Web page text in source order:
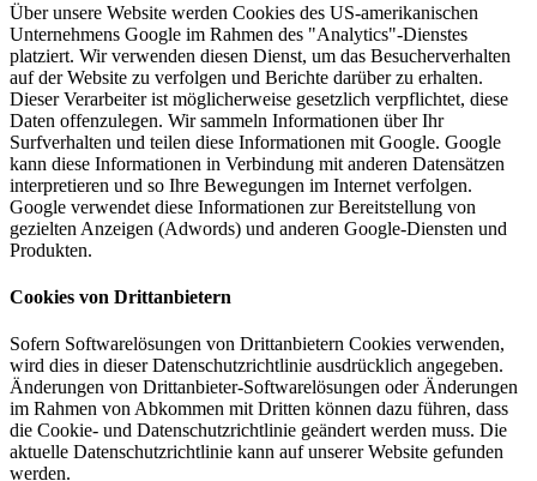
Über unsere Website werden Cookies des US-amerikanischen
Unternehmens Google im Rahmen des "Analytics"-Dienstes
platziert. Wir verwenden diesen Dienst, um das Besucherverhalten
auf der Website zu verfolgen und Berichte darüber zu erhalten.
Dieser Verarbeiter ist möglicherweise gesetzlich verpflichtet, diese
Daten offenzulegen. Wir sammeln Informationen über Ihr
Surfverhalten und teilen diese Informationen mit Google. Google
kann diese Informationen in Verbindung mit anderen Datensätzen
interpretieren und so Ihre Bewegungen im Internet verfolgen.
Google verwendet diese Informationen zur Bereitstellung von
gezielten Anzeigen (Adwords) und anderen Google-Diensten und
Produkten.
Cookies von Drittanbietern
Sofern Softwarelösungen von Drittanbietern Cookies verwenden,
wird dies in dieser Datenschutzrichtlinie ausdrücklich angegeben.
Änderungen von Drittanbieter-Softwarelösungen oder Änderungen
im Rahmen von Abkommen mit Dritten können dazu führen, dass
die Cookie- und Datenschutzrichtlinie geändert werden muss. Die
aktuelle Datenschutzrichtlinie kann auf unserer Website gefunden
werden.